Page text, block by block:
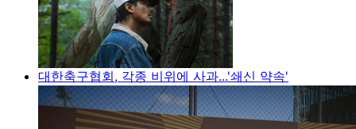
대한축구협회, 각종 비위에 사과...'쇄신 약속'